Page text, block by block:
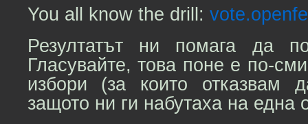
You all know the drill:
Резултатът ни помага да
Гласувайте, това поне е по-
избори (за които
защото ни ги набутаха на една